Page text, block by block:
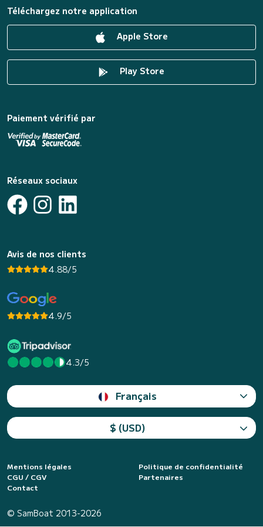
Téléchargez notre application
Apple Store
Play Store
Paiement vérifié par
Réseaux sociaux
Avis de nos clients
4.88/5
4.9/5
4.3/5
Français
$ (USD)
Mentions légales
Politique de confidentialité
CGU / CGV
Partenaires
Contact
© SamBoat 2013-2026